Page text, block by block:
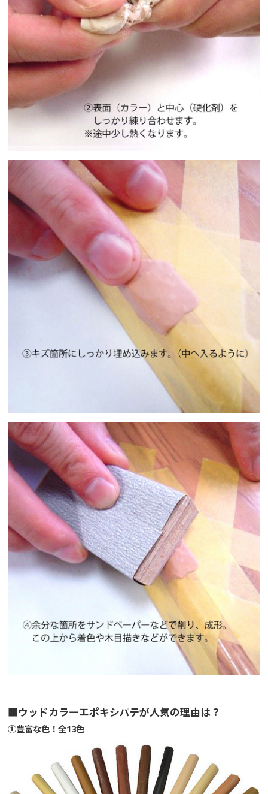
■ウッドカラーエポキシパテが人気の理由は？
①豊富な色！全13色